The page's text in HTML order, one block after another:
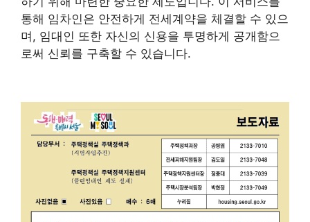
통해 임차인은 안전하게 전세계약을 체결할 수 있으
며, 임대인 또한 자신의 신용을 투명하게 공개함으
로써 신뢰를 구축할 수 있습니다.